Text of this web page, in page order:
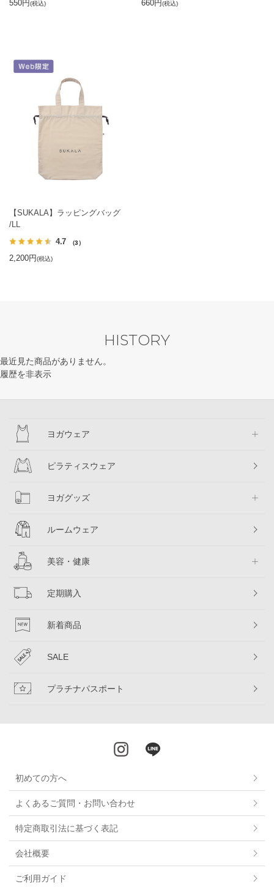
550円(税込) 660円(税込)
【SUKALA】ラッピングバッグ
/LL
4.7 （3）
2,200円(税込)
HISTORY
最近見た商品がありません。
履歴を非表示
ヨガウェア
ピラティスウェア
ヨガグッズ
ルームウェア
美容・健康
定期購入
新着商品
SALE
プラチナパスポート
初めての方へ
よくあるご質問・お問い合わせ
特定商取引法に基づく表記
会社概要
ご利用ガイド